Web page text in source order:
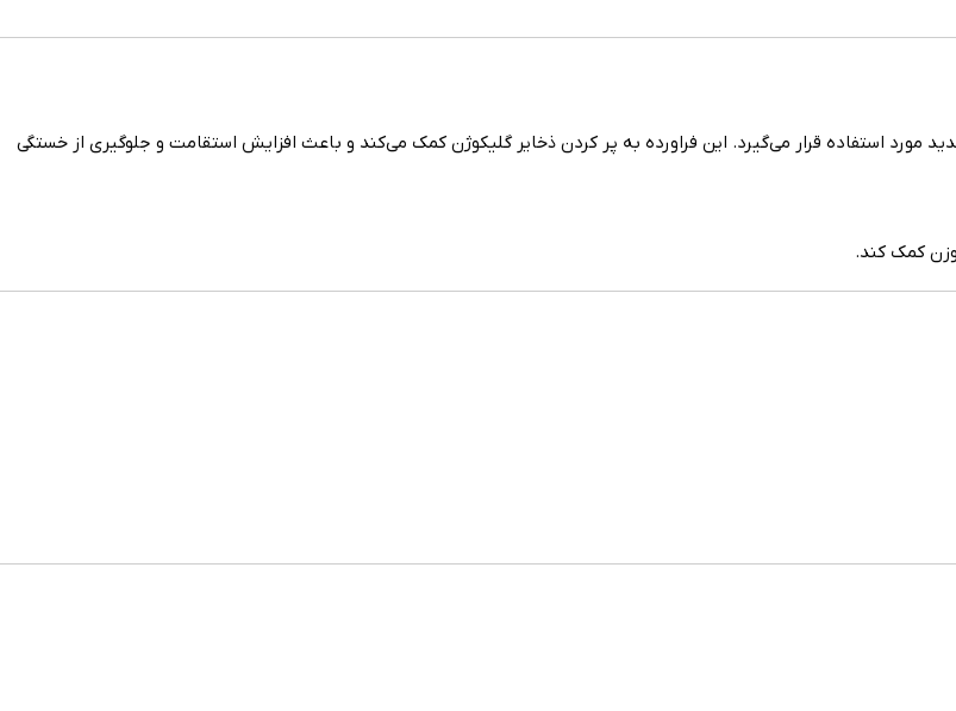
مورد استفاده قرار می‌گیرد. این فراورده به پر کردن ذخایر گلیکوژن کمک می‌کند و باعث افزایش استقامت و جلوگیری از خستگی
وزن کمک کند.